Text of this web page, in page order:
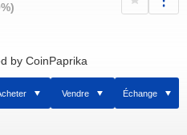
by CoinPaprika
Vendre Échange